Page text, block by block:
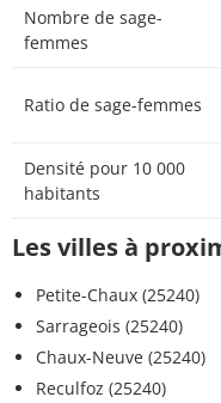
Nombre de sage-
femmes
Ratio de sage-femmes
Densité pour 10 000
habitants
Les villes à
Petite-Chaux (25240)
Sarrageois (25240)
Chaux-Neuve (25240)
Reculfoz (25240)